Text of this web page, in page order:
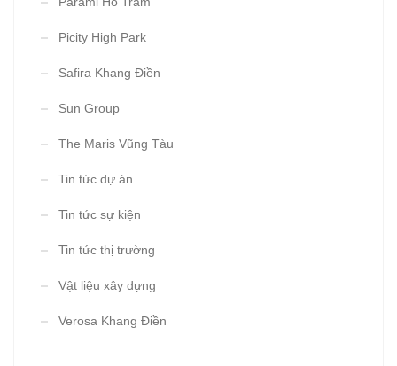
Picity High Park
Safira Khang Điền
Sun Group
The Maris Vũng Tàu
Tin tức dự án
Tin tức sự kiện
Tin tức thị trường
Vật liệu xây dựng
Verosa Khang Điền